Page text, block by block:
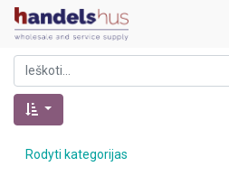
Rodyti kategorijas